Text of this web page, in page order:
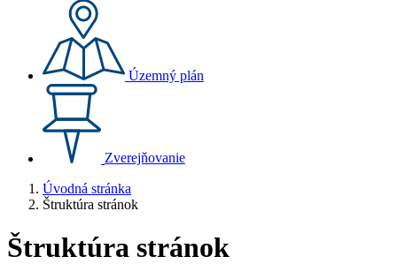
Územný plán
Zverejňovanie
Úvodná stránka
Štruktúra stránok
Štruktúra stránok